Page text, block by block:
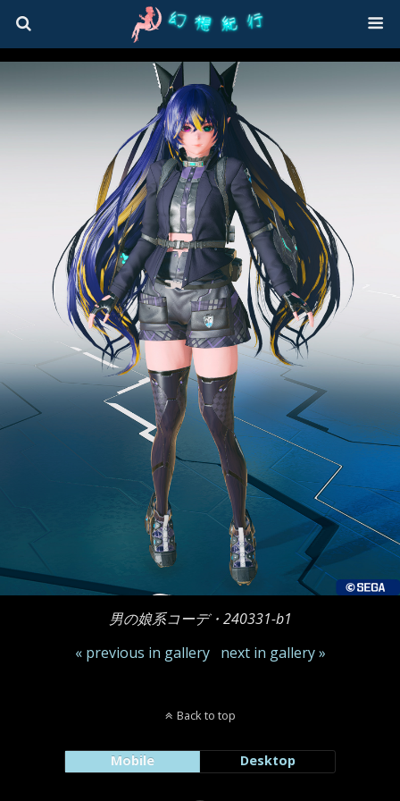
男の娘系コーデ・240331-b1
« previous in gallery
next in gallery »
Back to top
Mobile Desktop